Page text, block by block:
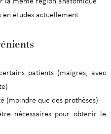
en études actuellement
patients (maigres, avec
(moindre que des prothèses)
nécessaires pour obtenir le